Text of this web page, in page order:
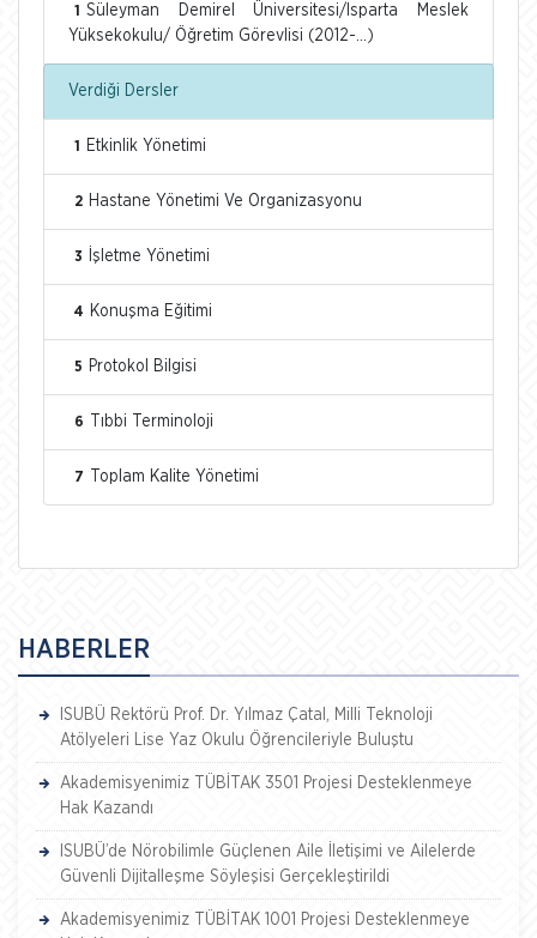
1
Süleyman Demirel Üniversitesi/Isparta Meslek
Yüksekokulu/ Öğretim Görevlisi (2012-...)
Verdiği Dersler
1 Etkinlik Yönetimi
2 Hastane Yönetimi Ve Organizasyonu
3 İşletme Yönetimi
4 Konuşma Eğitimi
5 Protokol Bilgisi
6 Tıbbi Terminoloji
7 Toplam Kalite Yönetimi
HABERLER
ISUBÜ Rektörü Prof. Dr. Yılmaz Çatal, Milli Teknoloji
Atölyeleri Lise Yaz Okulu Öğrencileriyle Buluştu
Akademisyenimiz TÜBİTAK 3501 Projesi Desteklenmeye
Hak Kazandı
ISUBÜ’de Nörobilimle Güçlenen Aile İletişimi ve Ailelerde
Güvenli Dijitalleşme Söyleşisi Gerçekleştirildi
Akademisyenimiz TÜBİTAK 1001 Projesi Desteklenmeye